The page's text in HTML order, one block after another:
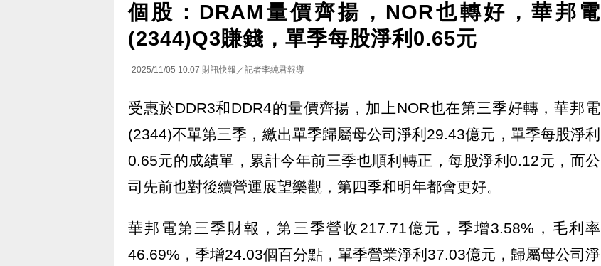
個股：DRAM量價齊揚，NOR也轉好，華邦電
(2344)Q3賺錢，單季每股淨利0.65元
2025/11/05 10:07 財訊快報／記者李純君報導
受惠於DDR3和DDR4的量價齊揚，加上NOR也在第三季好轉，華邦電
(2344)不單第三季，繳出單季歸屬母公司淨利29.43億元，單季每股淨利
0.65元的成績單，累計今年前三季也順利轉正，每股淨利0.12元，而公
司先前也對後續營運展望樂觀，第四季和明年都會更好。
華邦電第三季財報，第三季營收217.71億元，季增3.58%，毛利率
46.69%，季增24.03個百分點，單季營業淨利37.03億元，歸屬母公司淨